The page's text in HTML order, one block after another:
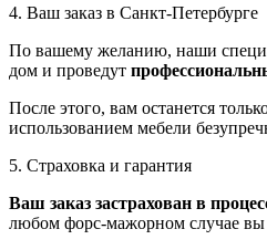
4. Ваш заказ в Санкт-Петербурге
По вашему желанию, наши
дом и проведут
После этого, вам останется
использованием мебели
5. Страховка и гарантия
Ваш заказ застрахован в
любом форс-мажорном случае вы